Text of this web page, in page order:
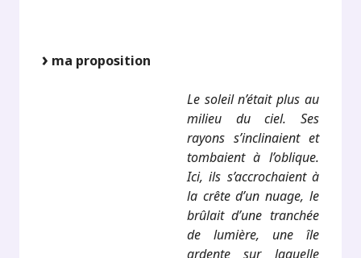
ma proposition
Le soleil n’était plus au
milieu du ciel. Ses
rayons s’inclinaient et
tombaient à l’oblique.
Ici, ils s’accrochaient à
la crête d’un nuage, le
brûlait d’une tranchée
de lumière, une île
ardente sur laquelle